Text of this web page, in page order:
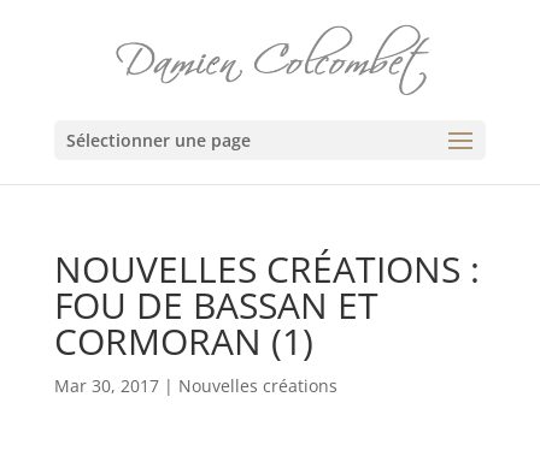
Sélectionner une page
NOUVELLES CRÉATIONS :
FOU DE BASSAN ET
CORMORAN (1)
Mar 30, 2017| Nouvelles créations